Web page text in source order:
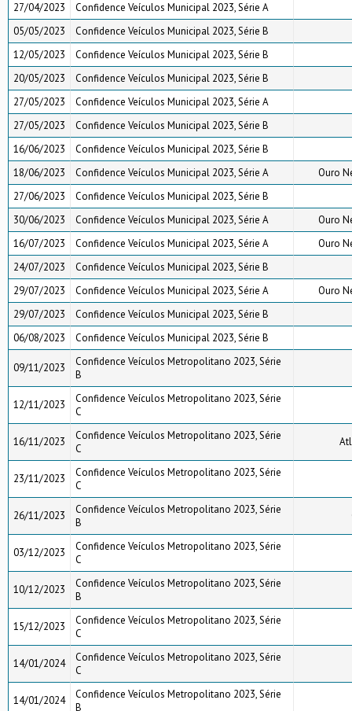
27/04/2023
Confidence Veículos Municipal 2023, Série A
05/05/2023
Confidence Veículos Municipal 2023, Série B
12/05/2023
Confidence Veículos Municipal 2023, Série B
20/05/2023
Confidence Veículos Municipal 2023, Série B
27/05/2023
Confidence Veículos Municipal 2023, Série A
27/05/2023
Confidence Veículos Municipal 2023, Série B
16/06/2023
Confidence Veículos Municipal 2023, Série B
18/06/2023
Confidence Veículos Municipal 2023, Série A
Ouro
27/06/2023
Confidence Veículos Municipal 2023, Série B
30/06/2023
Confidence Veículos Municipal 2023, Série A
Ouro
16/07/2023
Confidence Veículos Municipal 2023, Série A
Ouro
24/07/2023
Confidence Veículos Municipal 2023, Série B
29/07/2023
Confidence Veículos Municipal 2023, Série A
Ouro
29/07/2023
Confidence Veículos Municipal 2023, Série B
06/08/2023
Confidence Veículos Municipal 2023, Série B
09/11/2023
Confidence Veículos Metropolitano 2023, Série
B
12/11/2023
Confidence Veículos Metropolitano 2023, Série
C
16/11/2023
Confidence Veículos Metropolitano 2023, Série
C
23/11/2023
Confidence Veículos Metropolitano 2023, Série
C
26/11/2023
Confidence Veículos Metropolitano 2023, Série
B
03/12/2023
Confidence Veículos Metropolitano 2023, Série
C
10/12/2023
Confidence Veículos Metropolitano 2023, Série
B
15/12/2023
Confidence Veículos Metropolitano 2023, Série
C
14/01/2024
Confidence Veículos Metropolitano 2023, Série
C
14/01/2024
Confidence Veículos Metropolitano 2023, Série
B